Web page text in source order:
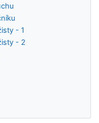
- 1
- 2